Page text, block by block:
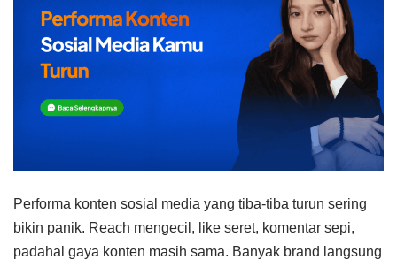
Performa konten sosial media yang tiba-tiba turun sering
bikin panik. Reach mengecil, like seret, komentar sepi,
padahal gaya konten masih sama. Banyak brand langsung